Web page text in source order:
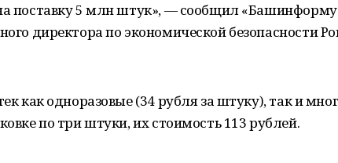
поставку 5 млн штук», — сообщил
директора по экономической безопасности
как одноразовые (34 рубля за штуку), так и
по три штуки, их стоимость 113 рублей.